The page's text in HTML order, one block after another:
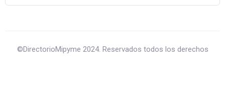
©DirectorioMipyme 2024. Reservados todos los derechos